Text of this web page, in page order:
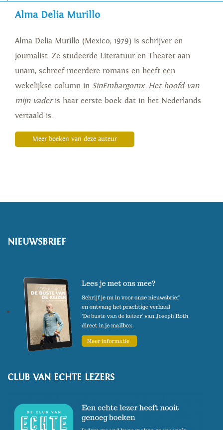
Alma Delia Murillo
Alma Delia Murillo (Mexico, 1979) is schrijver en
journalist. Ze studeerde Literatuur en Theater aan
unam, schreef meerdere romans en heeft een
wekelijkse column in SinEmbargomx. Het hoofd van
mijn vaderis haar eerste boek dat in het Nederlands
vertaald is.
Meer boeken van deze auteur
NIEUWSBRIEF
CLUB VAN ECHTE LEZERS